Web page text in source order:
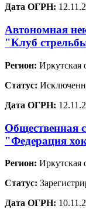
Дата ОГРН:
Автономная
"Клуб
Регион: Иркутская
Статус:
Дата ОГРН:
Общественная
"Федерация
Регион: Иркутская
Статус:
Дата ОГРН: